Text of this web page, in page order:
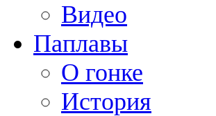
Видео
Паплавы
О гонке
История